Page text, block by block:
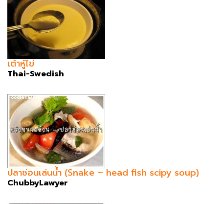
เต้าหู้ไข่
Thai-Swedish
ปลาช่อนเล่นน้ำ (Snake – head fish scipy soup)
ChubbyLawyer